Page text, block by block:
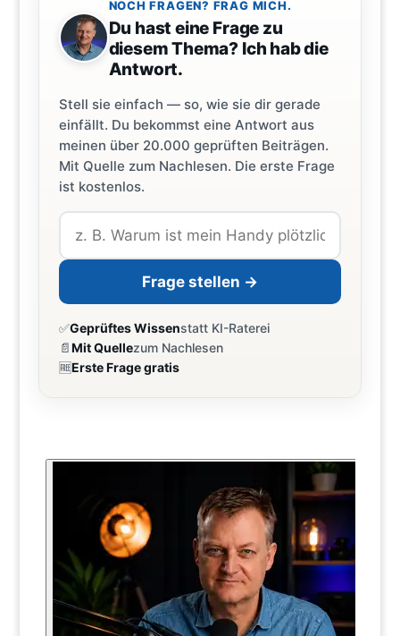
NOCH FRAGEN? FRAG MICH.
Du hast eine Frage zu
diesem Thema? Ich hab die
Antwort.
Stell sie einfach — so, wie sie dir gerade
einfällt. Du bekommst eine Antwort aus
meinen über 20.000 geprüften Beiträgen.
Mit Quelle zum Nachlesen. Die erste Frage
ist kostenlos.
Frage stellen →
✅Geprüftes Wissenstatt KI-Raterei
📄Mit Quellezum Nachlesen
🆓Erste Frage gratis